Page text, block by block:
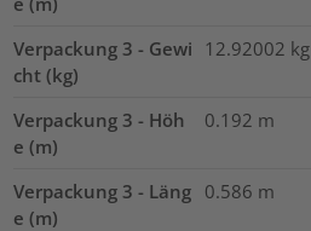
Verpackung 3 - Gewi
cht (kg)
12.92002 kg
Verpackung 3 - Höh
e (m)
0.192 m
Verpackung 3 - Läng
e (m)
0.586 m